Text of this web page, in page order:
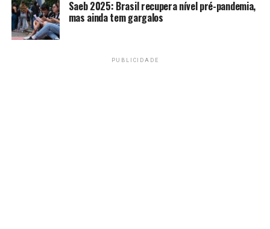
Pela primeira vez em nossa
história, estamos
Saeb 2025: Brasil recupera nível pré-pandemia,
mas ainda tem gargalos
PUBLICIDADE